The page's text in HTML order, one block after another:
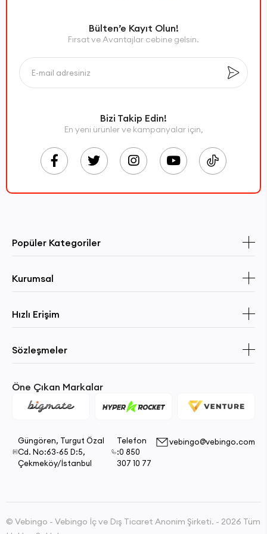
Bülten’e Kayıt Olun!
Fırsat ve Avantajlar cebine gelsin.
Bizi Takip Edin!
En yeni ürünler ve kampanyalar için,
Popüler Kategoriler
Kurumsal
Hızlı Erişim
Sözleşmeler
Öne Çıkan Markalar
Güngören, Turgut Özal
Cd. No:63-65 D:5,
Çekmeköy/İstanbul
Telefon
:0 850
307 10 77
vebingo@vebingo.com
© Vebingo - Vebingo İç ve Dış Ticaret Anonim Şirketi. - 2026 Tüm